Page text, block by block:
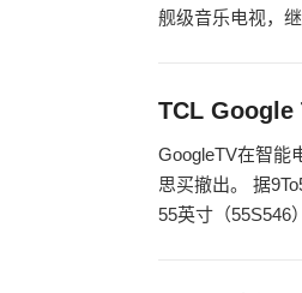
舰级音乐电视，
TCL Google
GoogleTV在智能
思买撤出。 据
55英寸（55S546